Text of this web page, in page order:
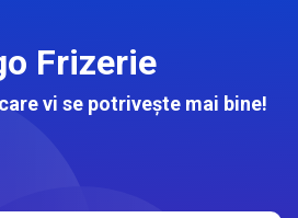
Frizerie
vi se potrivește mai bine!